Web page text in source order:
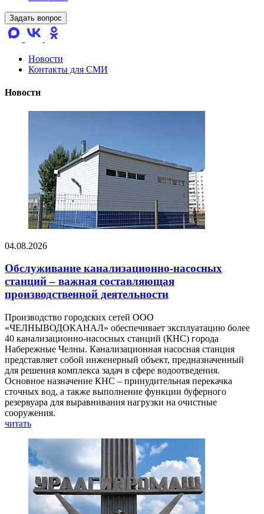
Задать вопрос
Новости
Контакты для СМИ
Новости
04.08.2026
Обслуживание канализационно-насосных
станций – важная составляющая
производственной деятельности
Производство городских сетей ООО
«ЧЕЛНЫВОДОКАНАЛ» обеспечивает эксплуатацию более
40 канализационно-насосных станций (КНС) города
Набережные Челны. Канализационная насосная станция
представляет собой инженерный объект, предназначенный
для решения комплекса задач в сфере водоотведения.
Основное назначение КНС – принудительная перекачка
сточных вод, а также выполнение функции буферного
резервуара для выравнивания нагрузки на очистные
сооружения.
читать